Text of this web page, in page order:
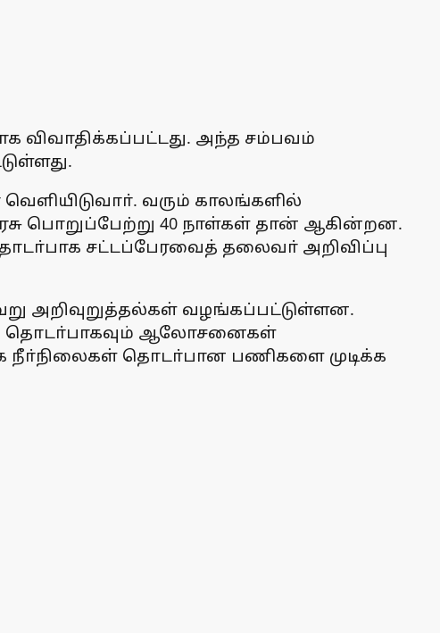
விவாதிக்கப்பட்டது. அந்த சம்பவம்
வரும் காலங்களில்
பொறுப்பேற்று 40 நாள்கள் தான் ஆகின்றன.
சட்டப்பேரவைத் தலைவா் அறிவிப்பு
அறிவுறுத்தல்கள் வழங்கப்பட்டுள்ளன.
தொடா்பாகவும் ஆலோசனைகள்
நீா்நிலைகள் தொடா்பான பணிகளை முடிக்க